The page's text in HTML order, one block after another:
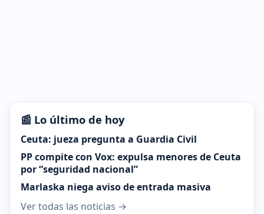
📰 Lo último de hoy
Ceuta: jueza pregunta a Guardia Civil
PP compite con Vox: expulsa menores de Ceuta
por “seguridad nacional”
Marlaska niega aviso de entrada masiva
Ver todas las noticias →